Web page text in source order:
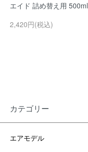
エイド 詰め替え用 500ml
2,420円(税込)
カテゴリー
エアモデル